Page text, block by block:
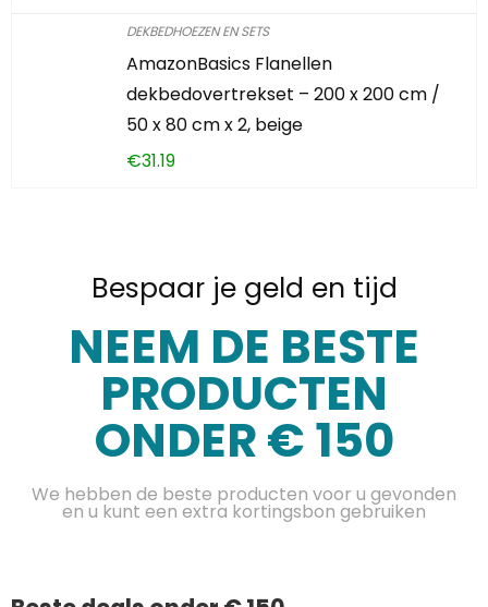
DEKBEDHOEZEN EN SETS
AmazonBasics Flanellen
dekbedovertrekset – 200 x 200 cm /
50 x 80 cm x 2, beige
€31.19
Bespaar je geld en tijd
NEEM DE BESTE
PRODUCTEN
ONDER € 150
We hebben de beste producten voor u gevonden
en u kunt een extra kortingsbon gebruiken